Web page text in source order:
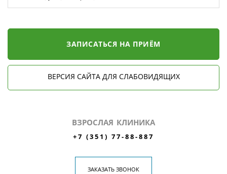
ЗАПИСАТЬСЯ НА ПРИЁМ
ВЕРСИЯ САЙТА ДЛЯ СЛАБОВИДЯЩИХ
ВЗРОСЛАЯ КЛИНИКА
+7 (351) 77-88-887
ЗАКАЗАТЬ ЗВОНОК